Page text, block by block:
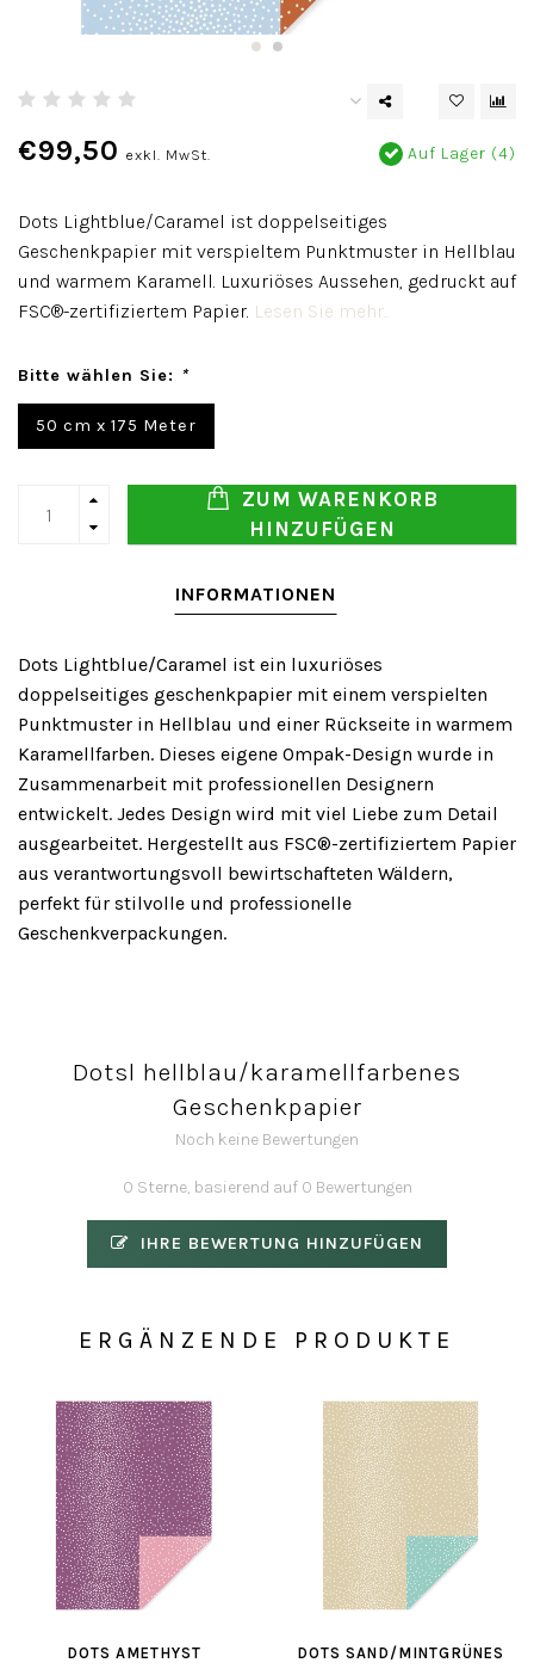
€99,50 exkl. MwSt. Auf Lager (4)
Dots Lightblue/Caramel ist doppelseitiges
Geschenkpapier mit verspieltem Punktmuster in Hellblau
und warmem Karamell. Luxuriöses Aussehen, gedruckt auf
FSC®-zertifiziertem Papier. Lesen Sie mehr..
Bitte wählen Sie: *
50 cm x 175 Meter
ZUM WARENKORB
HINZUFÜGEN
INFORMATIONEN
Dots Lightblue/Caramel ist ein luxuriöses
doppelseitiges geschenkpapier mit einem verspielten
Punktmuster in Hellblau und einer Rückseite in warmem
Karamellfarben. Dieses eigene Ompak-Design wurde in
Zusammenarbeit mit professionellen Designern
entwickelt. Jedes Design wird mit viel Liebe zum Detail
ausgearbeitet. Hergestellt aus FSC®-zertifiziertem Papier
aus verantwortungsvoll bewirtschafteten Wäldern,
perfekt für stilvolle und professionelle
Geschenkverpackungen.
Dotsl hellblau/karamellfarbenes
Geschenkpapier
Noch keine Bewertungen
0 Sterne, basierend auf 0 Bewertungen
IHRE BEWERTUNG HINZUFÜGEN
ERGÄNZENDE PRODUKTE
DOTS AMETHYST
DOTS SAND/MINTGRÜNES